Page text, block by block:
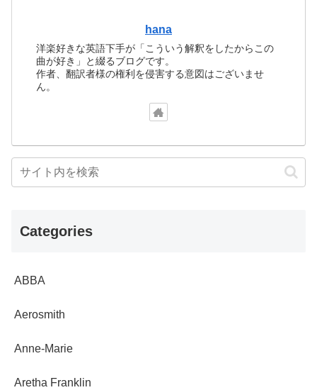
hana
洋楽好きな英語下手が「こういう解釈をしたからこの
曲が好き」と綴るブログです。
作者、翻訳者様の権利を侵害する意図はございませ
ん。
Categories
ABBA
Aerosmith
Anne-Marie
Aretha Franklin